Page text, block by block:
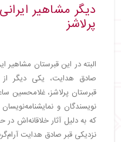
دیگر مشاهیر
پرلاشز
البته در این قبرستان مشاهیر
صادق هدایت، یکی دیگر از
قبرستان پرلاشز، غلامحسین
نویسندگان و
که به دلیل آثار خلاقانه‌اش
نزدیکی قبر صادق هدایت